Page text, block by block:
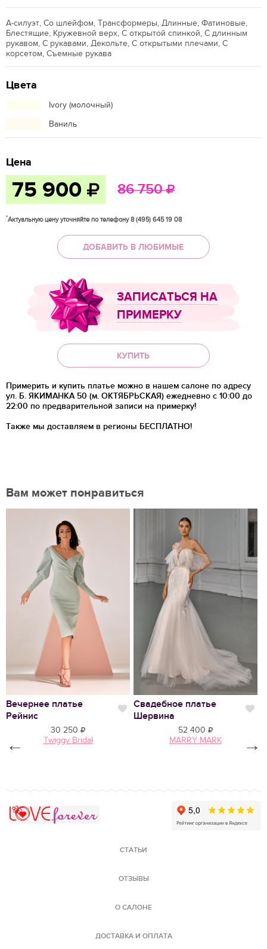
А-силуэт, Со шлейфом, Трансформеры, Длинные, Фатиновые,
Блестящие, Кружевной верх, С открытой спинкой, С длинным
рукавом, С рукавами, Декольте, С открытыми плечами, С
корсетом, Съемные рукава
Цвета
Ivory (молочный)
Ваниль
Цена
75 900 86 750
*Актуальную цену уточняйте по телефону 8 (495) 645 19 08
ДОБАВИТЬ В ЛЮБИМЫЕ
ЗАПИСАТЬСЯ НА
ПРИМЕРКУ
КУПИТЬ
Примерить и купить платье можно в нашем салоне по адресу
ул. Б. ЯКИМАНКА 50 (м. ОКТЯБРЬСКАЯ) ежедневно с 10:00 до
22:00 по предварительной записи на примерку!
Также мы доставляем в регионы БЕСПЛАТНО!
Вам может понравиться
Вечернее платье
Рейнис
Нравится
30 250
Twiggy Bridal
Свадебное платье
Шервина
52 400
MARRY MARK
← →
СТАТЬИ
ОТЗЫВЫ
О САЛОНЕ
ДОСТАВКА И ОПЛАТА